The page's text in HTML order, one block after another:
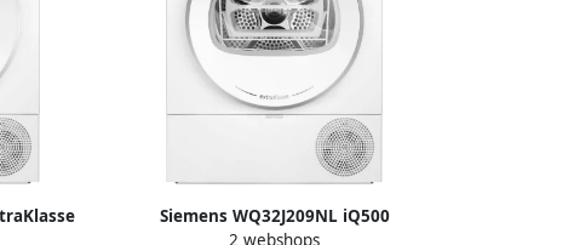
Siemens WQ32J209NL iQ500
2 webshops